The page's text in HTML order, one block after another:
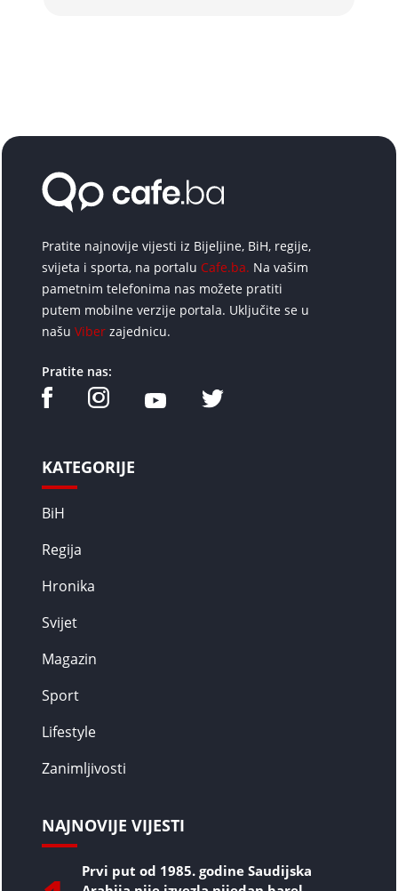
Pratite najnovije vijesti iz Bijeljine, BiH, regije,
svijeta i sporta, na portalu Cafe.ba. Na vašim
pametnim telefonima nas možete pratiti
putem mobilne verzije portala. Uključite se u
našu Viberzajednicu.
Pratite nas:
KATEGORIJE
BiH
Regija
Hronika
Svijet
Magazin
Sport
Lifestyle
Zanimljivosti
NAJNOVIJE VIJESTI
Prvi put od 1985. godine Saudijska